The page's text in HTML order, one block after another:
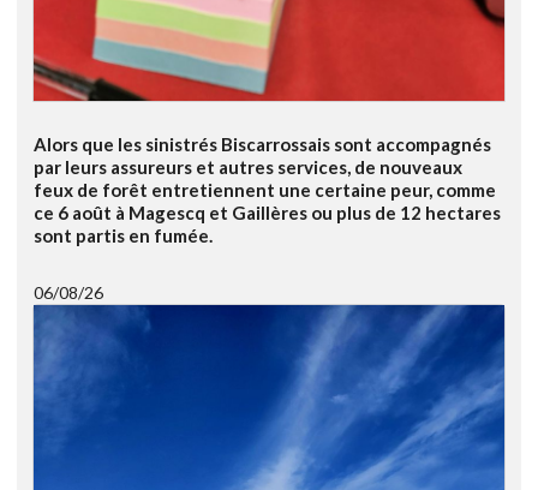
Alors que les sinistrés Biscarrossais sont accompagnés
par leurs assureurs et autres services, de nouveaux
feux de forêt entretiennent une certaine peur, comme
ce 6 août à Magescq et Gaillères ou plus de 12 hectares
sont partis en fumée.
06/08/26